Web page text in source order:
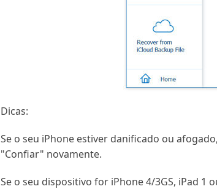
Dicas:
Se o seu iPhone estiver danificado ou
"Confiar" novamente.
Se o seu dispositivo for iPhone 4/3GS, iPad 1